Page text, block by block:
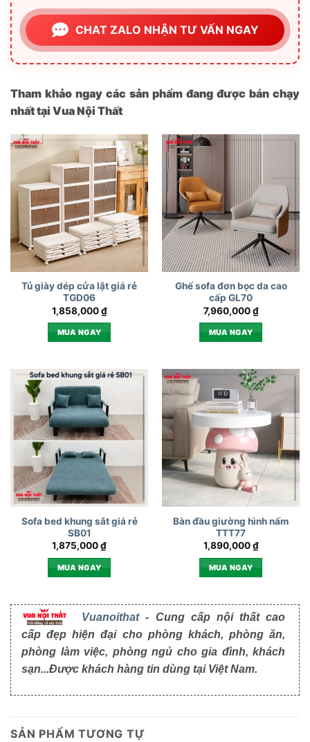
CHAT ZALO NHẬN TƯ VẤN NGAY
Tham khảo ngay các sản phẩm đang được bán chạy
nhất tại Vua Nội Thất
Tủ giày dép cửa lật giá rẻ
TGD06
1,858,000₫
MUA NGAY
Ghế sofa đơn bọc da cao
cấp GL70
7,960,000₫
MUA NGAY
Sofa bed khung sắt giá rẻ
SB01
1,875,000₫
MUA NGAY
Bàn đầu giường hình nấm
TTT77
1,890,000₫
MUA NGAY
Vuanoithat- Cung cấp nội thất cao
cấp đẹp hiện đại cho phòng khách, phòng ăn,
phòng làm việc, phòng ngủ cho gia đình, khách
sạn...Được khách hàng tin dùng tại Việt Nam.
SẢN PHẨM TƯƠNG TỰ